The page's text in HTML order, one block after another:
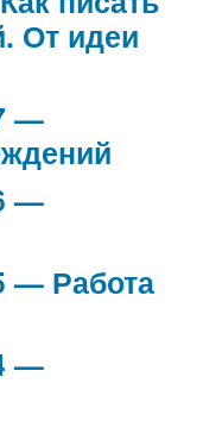
От идеи
—
—
— Работа
—